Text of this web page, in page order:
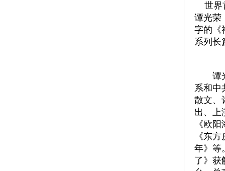
世界
谭光荣
字的《
系列长
谭光
系和中
散文、
出、上
《欧
《东
年》等
了》获